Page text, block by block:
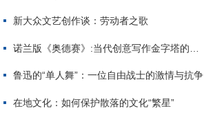
新大众文艺创作谈：劳动者之歌
诺兰版《奥德赛》:当代创意写作金字塔的宏伟与平庸
鲁迅的“单人舞”：一位自由战士的激情与抗争
在地文化：如何保护散落的文化“繁星”